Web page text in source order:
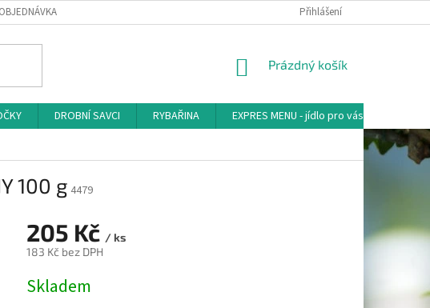
Přihlášení
NÁKUPNÍ
Prázdný košík
DROBNÍ SAVCI RYBAŘINA EXPRES MENU - jídlo pro vás
100 g 4479
205 Kč / ks
183 Kč bez DPH
cena:
Skladem